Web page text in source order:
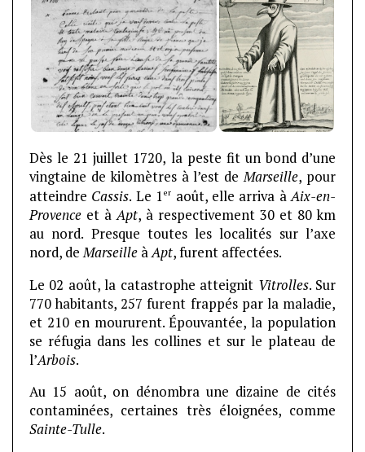
Dès le 21 juillet 1720, la peste fit un bond d’une
vingtaine de kilomètres à l’est deMarseille, pour
atteindre Cassis. Le 1er août, elle arriva àAix-en-
Provence et àApt, à respectivement 30 et 80 km
au nord. Presque toutes les localités sur l’axe
nord, deMarseille àApt, furent affectées.
Le 02 août, la catastrophe atteignit Vitrolles. Sur
770 habitants, 257 furent frappés par la maladie,
et 210 en moururent. Épouvantée, la population
se réfugia dans les collines et sur le plateau de
l’Arbois.
Au 15 août, on dénombra une dizaine de cités
contaminées, certaines très éloignées, comme
Sainte-Tulle.